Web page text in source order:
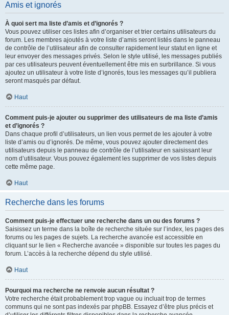
Amis et ignorés
À quoi sert ma liste d’amis et d’ignorés ?
Vous pouvez utiliser ces listes afin d’organiser et trier certains utilisateurs du
forum. Les membres ajoutés à votre liste d’amis seront listés dans le panneau
de contrôle de l’utilisateur afin de consulter rapidement leur statut en ligne et
leur envoyer des messages privés. Selon le style utilisé, les messages publiés
par ces utilisateurs peuvent éventuellement être mis en surbrillance. Si vous
ajoutez un utilisateur à votre liste d’ignorés, tous les messages qu’il publiera
seront masqués par défaut.
Haut
Comment puis-je ajouter ou supprimer des utilisateurs de ma liste d’amis
et d’ignorés ?
Dans chaque profil d’utilisateurs, un lien vous permet de les ajouter à votre
liste d’amis ou d’ignorés. De même, vous pouvez ajouter directement des
utilisateurs depuis le panneau de contrôle de l’utilisateur en saisissant leur
nom d’utilisateur. Vous pouvez également les supprimer de vos listes depuis
cette même page.
Haut
Recherche dans les forums
Comment puis-je effectuer une recherche dans un ou des forums ?
Saisissez un terme dans la boîte de recherche située sur l’index, les pages des
forums ou les pages de sujets. La recherche avancée est accessible en
cliquant sur le lien « Recherche avancée » disponible sur toutes les pages du
forum. L’accès à la recherche dépend du style utilisé.
Haut
Pourquoi ma recherche ne renvoie aucun résultat ?
Votre recherche était probablement trop vague ou incluait trop de termes
communs qui ne sont pas indexés par phpBB. Essayez d’être plus précis et